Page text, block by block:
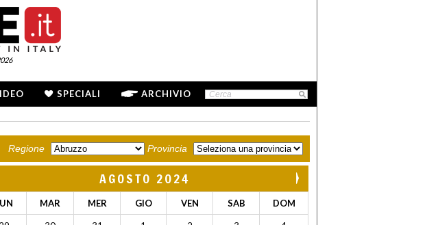
SPECIALI ARCHIVIO
Regione Provincia
AGOSTO 2024
MAR MER GIO VEN SAB DOM